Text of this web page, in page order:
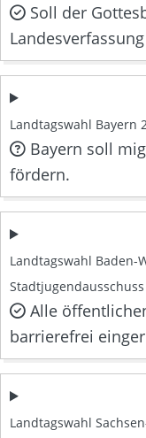
Soll der
Landtagswahl Bayern
Bayern soll
fördern.
Landtagswahl Baden-
Stadtjugendausschuss
Alle
barrierefrei
Landtagswahl